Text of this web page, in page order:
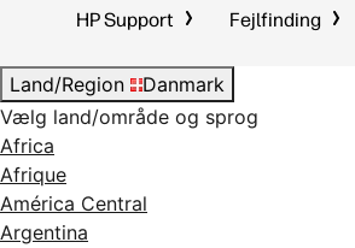
HP Support Fejlfinding
Land/Region
Danmark
Vælg land/område og sprog
Africa
Afrique
América Central
Argentina